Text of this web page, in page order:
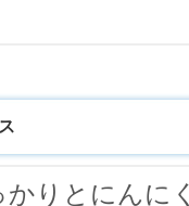
りとにんに